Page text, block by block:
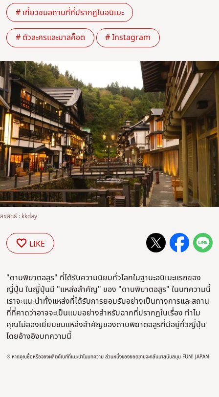
# เที่ยวชมสถานที่ที่ปรากฏในอนิเมะ
# ตัวละครและมาสค็อต # Instagram
ลิขสิทธิ์ : kkday
LIKE
"ดาบพิฆาตอสูร" ที่ได้รับความนิยมทั่วโลกในฐานะอนิเมะแรกของ
ญี่ปุ่น ในญี่ปุ่นมี "แหล่งสำคัญ" ของ "ดาบพิฆาตอสูร" ในบทความนี้
เราจะแนะนำทั้งแหล่งที่ได้รับการยอมรับอย่างเป็นทางการและสถาน
ที่ที่คาดว่าอาจจะเป็นแบบอย่างสำหรับฉากที่ปรากฏในเรื่อง ทำไม
คุณไม่ลองเยี่ยมชมแหล่งสำคัญของดาบพิฆาตอสูรที่มีอยู่ทั่วญี่ปุ่น
โดยอ้างอิงบทความนี้
※หากคุณซื้อหรือจองผลิตภัณฑ์ที่แนะนำในบทความ ส่วนหนึ่งของยอดขายจะกลับมาสนับสนุน FUN! JAPAN